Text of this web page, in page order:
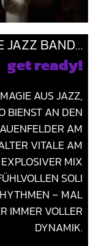
JAZZ BAND…
get ready!
AUS JAZZ,
BIENST AN DEN
AM
VITALE AM
MIX
SOLI
– MAL G
VOLLER D
YNAMIK.